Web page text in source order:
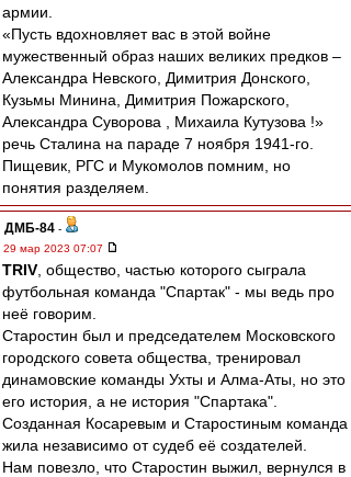
армии.
«Пусть вдохновляет вас в этой войне
мужественный образ наших великих предков –
Александра Невского, Димитрия Донского,
Кузьмы Минина, Димитрия Пожарского,
Александра Суворова , Михаила Кутузова !»
речь Сталина на параде 7 ноября 1941-го.
Пищевик, РГС и Мукомолов помним, но
понятия разделяем.
ДМБ-84 -
29 мар 2023 07:07
TRIV , общество, частью которого сыграла
футбольная команда "Спартак" - мы ведь про
неё говорим.
Старостин был и председателем Московского
городского совета общества, тренировал
динамовские команды Ухты и Алма-Аты, но это
его история, а не история "Спартака".
Созданная Косаревым и Старостиным команда
жила независимо от судеб её создателей.
Нам повезло, что Старостин выжил, вернулся в